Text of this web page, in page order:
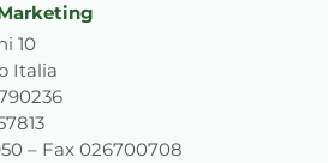
10
Italia
– Fax 026700708